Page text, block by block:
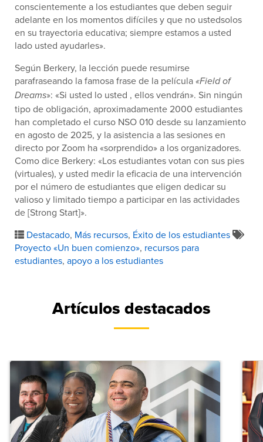
conscientemente a los estudiantes que deben seguir
adelante en los momentos difíciles y que no ustedsolos
en su trayectoria educativa; siempre estamos a usted
lado usted ayudarles».
Según Berkery, la lección puede resumirse
parafraseando la famosa frase de la película «Field of
Dreams»: «Si usted lo usted , ellos vendrán». Sin ningún
tipo de obligación, aproximadamente 2000 estudiantes
han completado el curso NSO 010 desde su lanzamiento
en agosto de 2025, y la asistencia a las sesiones en
directo por Zoom ha «sorprendido» a los organizadores.
Como dice Berkery: «Los estudiantes votan con sus pies
(virtuales), y usted medir la eficacia de una intervención
por el número de estudiantes que eligen dedicar su
valioso y limitado tiempo a participar en las actividades
de [Strong Start]».
Destacado, Más recursos, Éxito de los estudiantes
Proyecto «Un buen comienzo», recursos para
estudiantes, apoyo a los estudiantes
Artículos destacados